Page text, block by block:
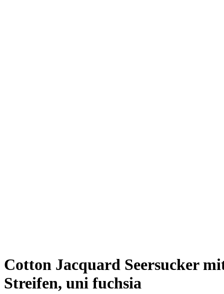
Cotton Jacquard Seersucker
Streifen, uni fuchsia